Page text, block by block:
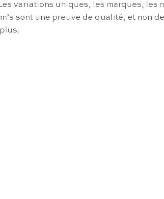
variations uniques, les marques, les
sont une preuve de qualité, et non